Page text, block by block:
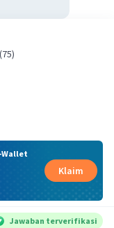
Wallet
Klaim
Jawaban terverifikasi